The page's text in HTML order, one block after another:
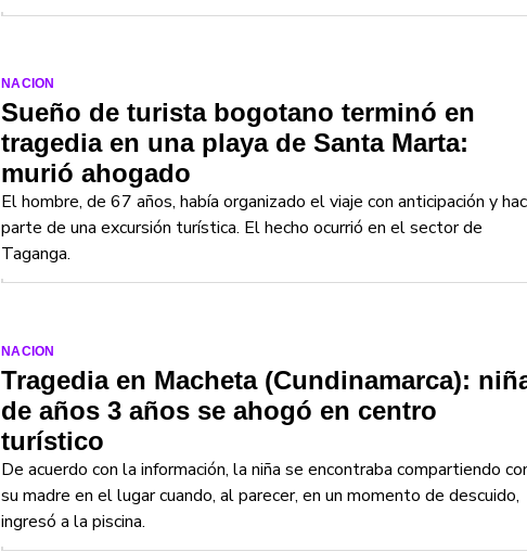
NACION
Sueño de turista bogotano terminó en
tragedia en una playa de Santa Marta:
murió ahogado
El hombre, de 67 años, había organizado el viaje con anticipación y
parte de una excursión turística. El hecho ocurrió en el sector de
Taganga.
NACION
Tragedia en Macheta (Cundinamarca):
de años 3 años se ahogó en centro
turístico
De acuerdo con la información, la niña se encontraba compartiendo
su madre en el lugar cuando, al parecer, en un momento de descuido,
ingresó a la piscina.